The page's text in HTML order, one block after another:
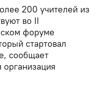
200 учителей из
во II
форуме
стартовал
сообщает